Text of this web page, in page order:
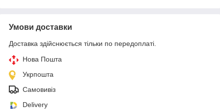
Умови доставки
Доставка здійснюється тільки по передоплаті.
Нова Пошта
Укрпошта
Самовивіз
Delivery